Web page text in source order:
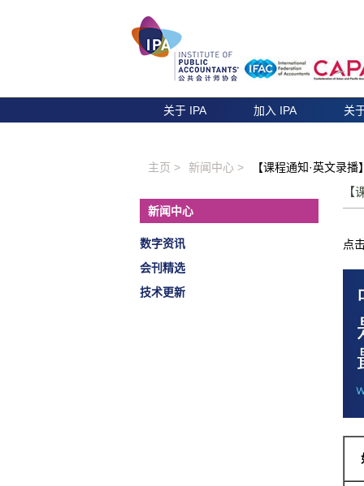
关于 IPA 加入 IPA 关
主页 > 新闻中心 > 【课程通知·英文录
新闻中心
数字资讯
会刊精选
技术更新
点